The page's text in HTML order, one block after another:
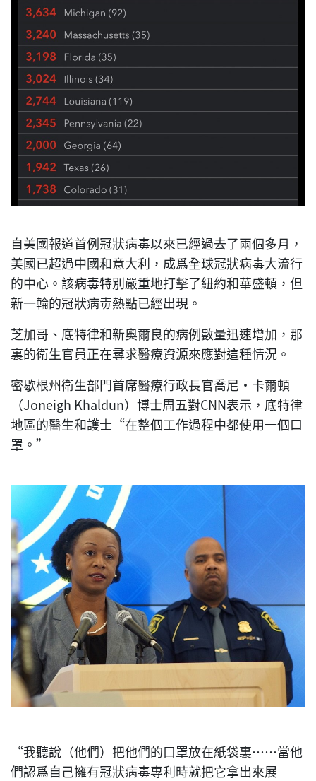
自美國報道首例冠狀病毒以來已經過去了兩個多月，
美國已超過中國和意大利，成爲全球冠狀病毒大流行
的中心。該病毒特別嚴重地打擊了紐約和華盛頓，但
新一輪的冠狀病毒熱點已經出現。
芝加哥、底特律和新奧爾良的病例數量迅速增加，那
裏的衛生官員正在尋求醫療資源來應對這種情況。
密歇根州衛生部門首席醫療行政長官喬尼·卡爾頓
（Joneigh Khaldun）博士周五對CNN表示，底特律
地區的醫生和護士“在整個工作過程中都使用一個口
罩。”
“我聽說（他們）把他們的口罩放在紙袋裏……當他
們認爲自己擁有冠狀病毒專利時就把它拿出來展